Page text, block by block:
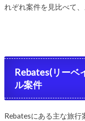
れぞれ案件を見比べて
Rebates(リーベ
ル案件
Rebatesにある主な旅